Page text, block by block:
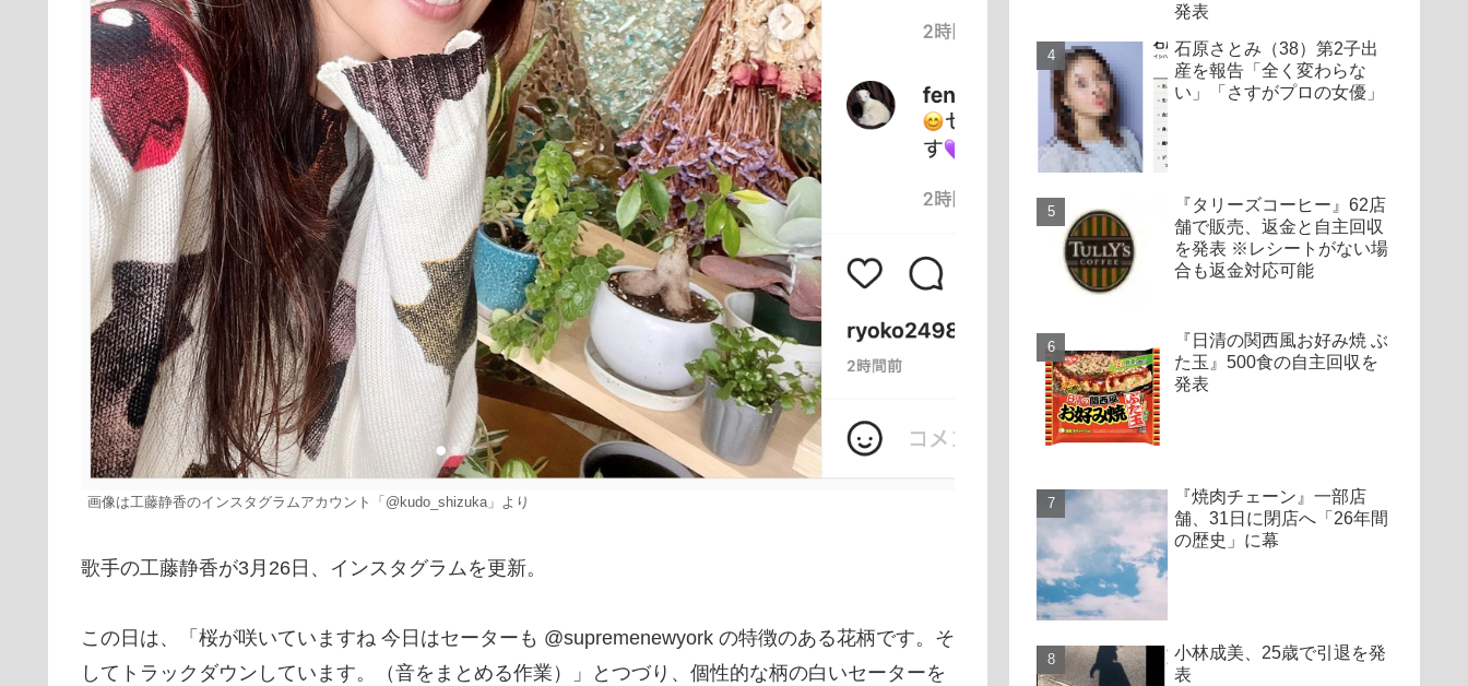
画像は工藤静香のインスタグラムアカウント「@kudo_shizuka」より
歌手の工藤静香が3月26日、インスタグラムを更新。
この日は、「桜が咲いていますね 今日はセーターも @supremenewyork の特徴のある花柄です。そ
してトラックダウンしています。（音をまとめる作業）」とつづり、個性的な柄の白いセーターを
発表
石原さとみ（38）第2子出
産を報告「全く変わらな
い」「さすがプロの女優」
『タリーズコーヒー』62店
舗で販売、返金と自主回収
を発表 ※レシートがない場
合も返金対応可能
『日清の関西風お好み焼 ぶ
た玉』500食の自主回収を
発表
『焼肉チェーン』一部店
舗、31日に閉店へ「26年間
の歴史」に幕
小林成美、25歳で引退を発
表